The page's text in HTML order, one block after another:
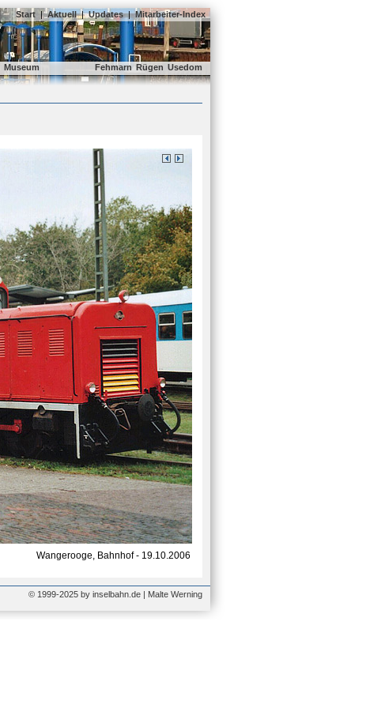
Start | Aktuell | Updates | Mitarbeiter-Index
Museum Fehmarn Rügen Usedom
Wangerooge, Bahnhof - 19.10.2006
© 1999-2025 by inselbahn.de | Malte Werning